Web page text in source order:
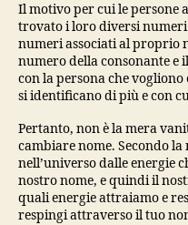
Il motivo per cui le persone
trovato i loro diversi
numeri associati al proprio
numero della consonante e
con la persona che vogliono
si identificano di più e con
Pertanto, non è la mera
cambiare nome. Secondo
nell’universo dalle energie
nostro nome, e quindi il
quali energie attraiamo e
respingi attraverso il tuo